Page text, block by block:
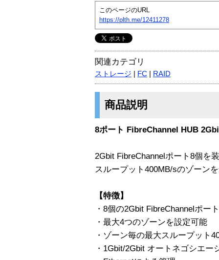
このページのURL
https://plth.me/12411278
関連カテゴリ
ストレージ FC RAID
商品説明
8ポート FibreChannel HUB
2Gbit FibreChannelポート8個を
スループット400MB/sのゾーン
【特徴】
・8個の2Gbit FibreChannelポー
・最大4つのゾーンを設定可能
・ゾーン毎の最大スループット
・1Gbit/2Gbit オートネゴシエー